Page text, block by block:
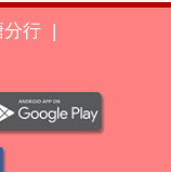
分行
|